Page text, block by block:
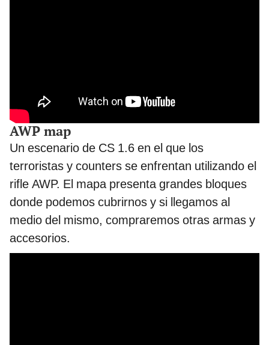
AWP map
Un escenario de CS 1.6 en el que los
terroristas y counters se enfrentan utilizando el
rifle AWP. El mapa presenta grandes bloques
donde podemos cubrirnos y si llegamos al
medio del mismo, compraremos otras armas y
accesorios.